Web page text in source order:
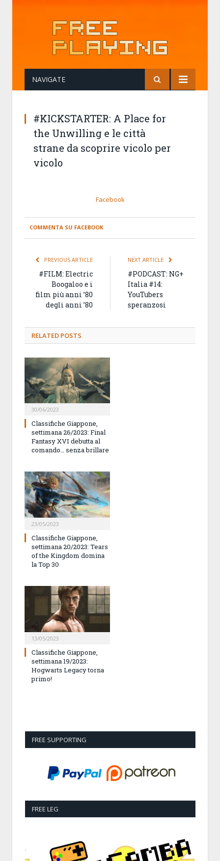
NAVIGATE
#KICKSTARTER: A Place for
the Unwilling e le città
strane da scoprire vicolo per
vicolo
Facebook
COMMENTA SU FACEBOOK
PREVIOUS ARTICLE
#FILM: Electric
Boogaloo e i
film più anni ’80
degli anni ’80
NEXT ARTICLE
#PODCAST: NG+
Italia #14:
YouTubers
speranzosi
RELATED POSTS
30/06/2023
Classifiche Giappone,
settimana 26/2023: Final
Fantasy XVI debutta al
comando… senza brillare
23/05/2023
Classifiche Giappone,
settimana 20/2023: Tears
of the Kingdom domina
la Top 30
13/05/2023
Classifiche Giappone,
settimana 19/2023:
Hogwarts Legacy torna
primo!
FREE SUPPORTING
FREE LEG